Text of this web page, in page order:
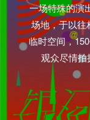
一场特殊的演
场地，于以往
临时空间，
观众尽情拍